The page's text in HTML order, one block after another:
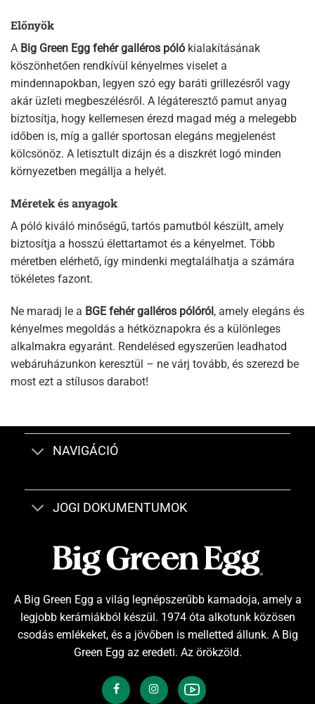
Előnyök
A Big Green Egg fehér galléros póló kialakításának
köszönhetően rendkívül kényelmes viselet a
mindennapokban, legyen szó egy baráti grillezésről vagy
akár üzleti megbeszélésről. A légáteresztő pamut anyag
biztosítja, hogy kellemesen érezd magad még a melegebb
időben is, míg a gallér sportosan elegáns megjelenést
kölcsönöz. A letisztult dizájn és a diszkrét logó minden
környezetben megállja a helyét.
Méretek és anyagok
A póló kiváló minőségű, tartós pamutból készült, amely
biztosítja a hosszú élettartamot és a kényelmet. Több
méretben elérhető, így mindenki megtalálhatja a számára
tökéletes fazont.
Ne maradj le a BGE fehér galléros pólóról, amely elegáns és
kényelmes megoldás a hétköznapokra és a különleges
alkalmakra egyaránt. Rendelésed egyszerűen leadhatod
webáruházunkon keresztül – ne várj tovább, és szerezd be
most ezt a stílusos darabot!
NAVIGÁCIÓ
JOGI DOKUMENTUMOK
A Big Green Egg a világ legnépszerűbb kamadoja, amely a
legjobb kerámiákból készül. 1974 óta alkotunk közösen
csodás emlékeket, és a jövőben is melletted állunk. A Big
Green Egg az eredeti. Az örökzöld.